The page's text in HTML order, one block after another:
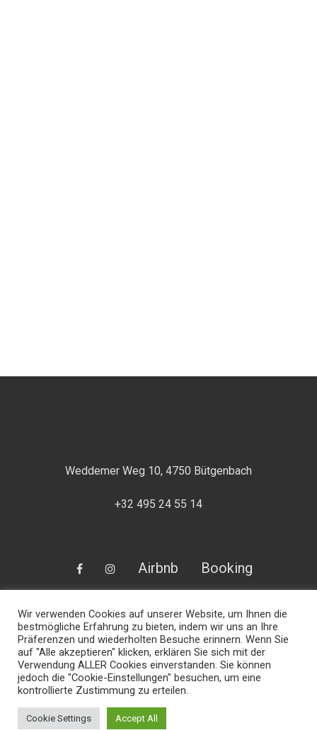
Weddemer Weg 10, 4750 Bütgenbach
+32 495 24 55 14
FacebookInstagram
Airbnb Booking
© 2026 All Rights Reserved.
Wir verwenden Cookies auf unserer Website, um Ihnen die
bestmögliche Erfahrung zu bieten, indem wir uns an Ihre
Präferenzen und wiederholten Besuche erinnern. Wenn Sie
auf "Alle akzeptieren" klicken, erklären Sie sich mit der
Verwendung ALLER Cookies einverstanden. Sie können
jedoch die "Cookie-Einstellungen" besuchen, um eine
kontrollierte Zustimmung zu erteilen.
Cookie Settings Accept All